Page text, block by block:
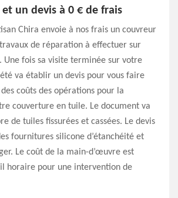
un devis à 0 € de frais
Chira envoie à nos frais un couvreur
de réparation à effectuer sur
Une fois sa visite terminée sur votre
va établir un devis pour vous faire
coûts des opérations pour la
couverture en tuile. Le document va
de tuiles fissurées et cassées. Le devis
fournitures silicone d’étanchéité et
Le coût de la main-d’œuvre est
horaire pour une intervention de